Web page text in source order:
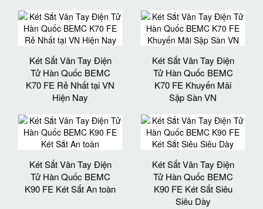
Két Sắt Vân Tay Điện
Tử Hàn Quốc BEMC
K70 FE Rẻ Nhất tại VN
Hiện Nay
Két Sắt Vân Tay Điện
Tử Hàn Quốc BEMC
K70 FE Khuyến Mãi
Sập Sàn VN
Két Sắt Vân Tay Điện
Tử Hàn Quốc BEMC
K90 FE Két Sắt An toàn
Két Sắt Vân Tay Điện
Tử Hàn Quốc BEMC
K90 FE Két Sắt Siêu
Siêu Dày